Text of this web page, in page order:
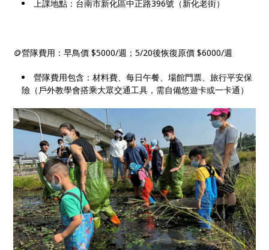
上課地點：台南市新化區中正路396號（新化老街）
🪙營隊費用：早鳥價 $5000/週；5/20後恢復原價 $6000/週
營隊費用包含：材料費、每日午餐、場館門票、旅行平安保
險（戶外教學會搭乘大眾交通工具，需自備悠遊卡或一卡通）